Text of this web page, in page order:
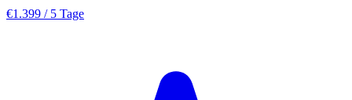
€1.399 / 5 Tage